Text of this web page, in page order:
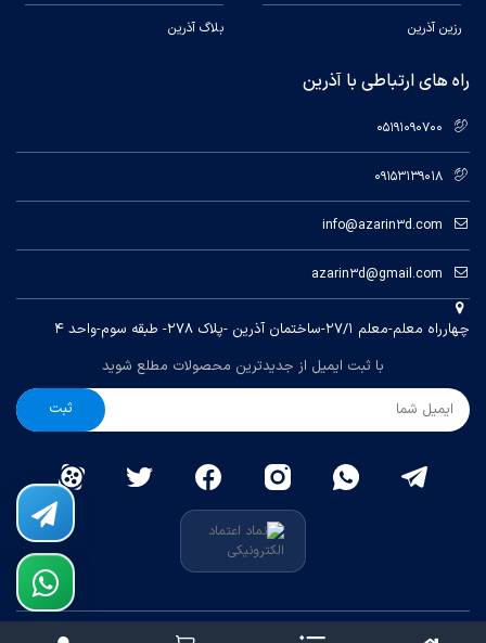
رزین آذرین بلاگ آذرین
راه های ارتباطی با آذرین
05191090700
09153139018
info@azarin3d.com
azarin3d@gmail.com
چهارراه معلم-معلم ۲۷/۱-ساختمان آذرین -پلاک ۲۷۸- طبقه سوم-واحد ۴
با ثبت ایمیل از جدیدترین محصولات مطلع شوید
ثبت